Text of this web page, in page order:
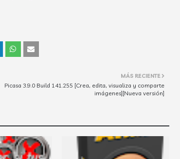
MÁS RECIENTE
Picasa 3.9.0 Build 141.255 [Crea, edita, visualiza y comparte
imágenes][Nueva versión]